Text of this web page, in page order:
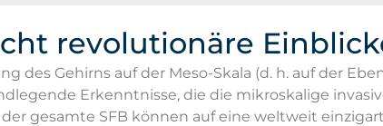
revolutionäre
Gehirns auf der Meso-Skala (d. h. auf der
Erkenntnisse, die die mikroskalige
gesamte SFB können auf eine weltweit